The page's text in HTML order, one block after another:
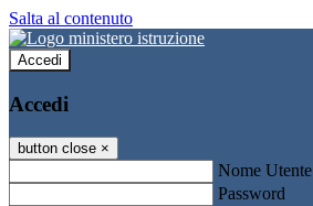
Salta al contenuto
Accedi
Accedi
button close ×
Nome Utente
Password